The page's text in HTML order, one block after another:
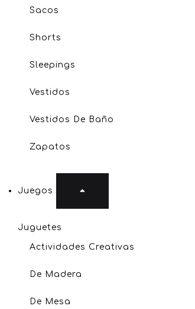
Sacos
Shorts
Sleepings
Vestidos
Vestidos De Baño
Zapatos
Juegos
Juguetes
Actividades Creativas
De Madera
De Mesa